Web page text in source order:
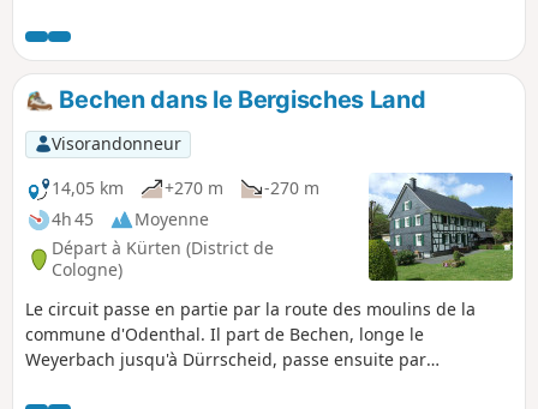
Sainte-Marguerite vaut le détour. En passant par Ingersau,
on arrive dans la vallée de Bröltal. Après
Winterscheiderbröl, on affronte une nouvelle montée
difficile avant d'arriver à Winterscheid, à l'église Saint-
Servais.
Bechen dans le Bergisches Land
Visorandonneur
14,05 km
+270 m
-270 m
4h 45
Moyenne
Départ à Kürten (District de
Cologne)
Le circuit passe en partie par la route des moulins de la
commune d'Odenthal. Il part de Bechen, longe le
Weyerbach jusqu'à Dürrscheid, passe ensuite par